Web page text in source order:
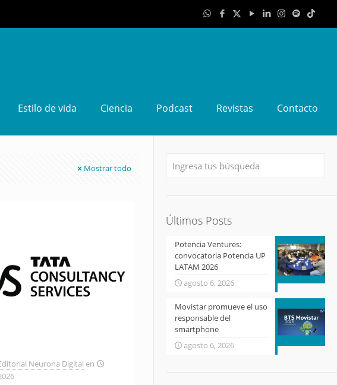
Estilo de vida Ciencia Podcast Revistas Contacto
Mostrar todo
Neurona Digital en
Últimos Posts
Potencia Ventures:
convocatoria Potencia UP
LATAM 2026
agosto 6, 2026
Movistar promueve el uso
responsable del
smartphone
agosto 6, 2026